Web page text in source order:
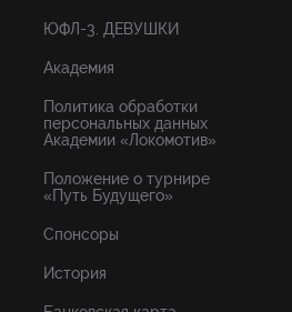
ЮФЛ-3. ДЕВУШКИ
Академия
Политика обработки
персональных данных
Академии «Локомотив»
Положение о турнире
«Путь Будущего»
Спонсоры
История